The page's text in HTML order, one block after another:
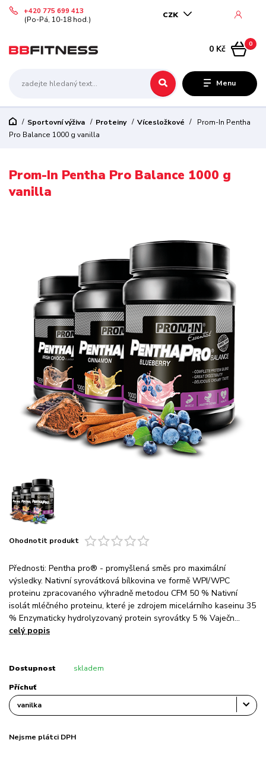
Menu
CZK
+420 775 699 413
(Po-Pá, 10-18 hod.)
0
0 Kč
Sportovní výživa Proteiny Vícesložkové
Prom-In Pentha
Pro Balance 1000 g vanilla
Prom-In Pentha Pro Balance 1000 g
vanilla
Ohodnotit produkt
Přednosti: Pentha pro® - promyšlená směs pro maximální
výsledky. Nativní syrovátková bílkovina ve formě WPI/WPC
proteinu zpracovaného výhradně metodou CFM 50 % Nativní
isolát mléčného proteinu, které je zdrojem micelárního kaseinu 35
% Enzymaticky hydrolyzovaný protein syrovátky 5 % Vaječn...
celý popis
Dostupnost skladem
Příchuť
Nejsme plátci DPH